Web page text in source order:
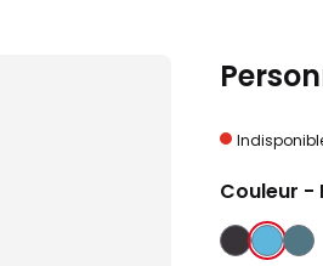
Couleur -
NOIR BLEU